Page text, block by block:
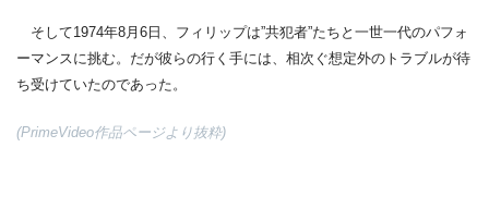
そして1974年8月6日、フィリップは”共犯者”たちと一世一代のパフォ
ーマンスに挑む。だが彼らの行く手には、相次ぐ想定外のトラブルが待
ち受けていたのであった。
(PrimeVideo作品ページより抜粋)